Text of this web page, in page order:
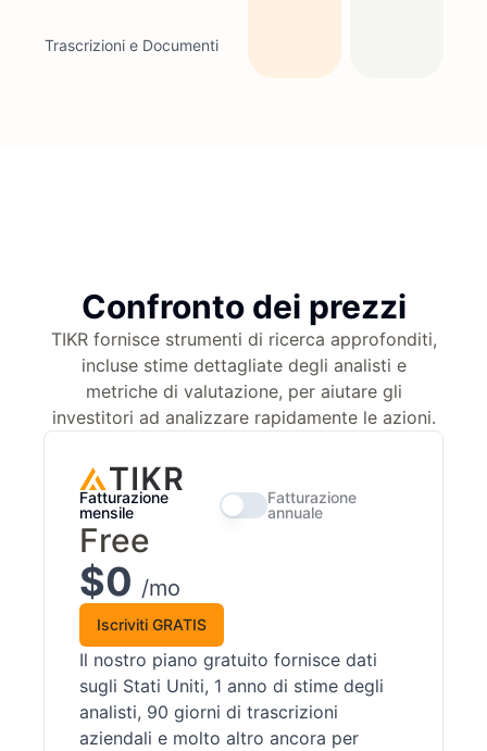
Trascrizioni e Documenti
Confronto dei prezzi
TIKR fornisce strumenti di ricerca approfonditi,
incluse stime dettagliate degli analisti e
metriche di valutazione, per aiutare gli
investitori ad analizzare rapidamente le azioni.
Fatturazione
mensile
Fatturazione
annuale
Free
$0 /mo
Iscriviti GRATIS
Il nostro piano gratuito fornisce dati
sugli Stati Uniti, 1 anno di stime degli
analisti, 90 giorni di trascrizioni
aziendali e molto altro ancora per